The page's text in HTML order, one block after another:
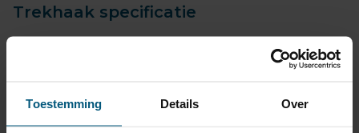
Toestemming Details Over
Trekhaak specificatie
Verticaal afneembaar
Uitvoering
Na afname van de kogel, is